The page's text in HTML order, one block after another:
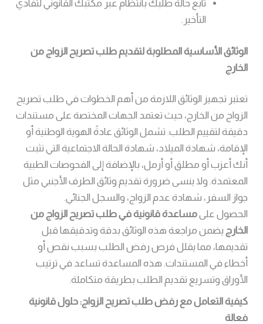
تابع حالة طلبك بانتظام عبر مكتبك القانوني لتفادي
التأخير.
الوثائق الأساسية المطلوبة لتقديم طلب تصريح الزواج من
الخارج
تعتبر تجهيز الوثائق اللازمة من أهم الخطوات في طلب تصريح
الزواج من الخارج، حيث تعتمد الجهات المختصة على مستندات
دقيقة لتقييم الطلب. تشمل الوثائق عادةً الهوية الوطنية أو
الإقامة، شهادة الميلاد، شهادة الحالة الاجتماعية التي تثبت
أنك أعزب أو مطلق أو أرمل، بالإضافة إلى الفحوصات الطبية
المعتمدة. ولا ينسى ضرورة تقديم وثائق الطرف الأجنبي مثل
جواز السفر، شهادة عدم الزواج، والسجل الجنائي.
الحصول علىمساعدة قانونية في طلب تصريح الزواج من
الخارج يضمن مراجعة هذه الوثائق بدقة وتدقيقها قبل
تقديمها، مما يقلل فرص رفض الطلب بسبب نقص أو
أخطاء في المستندات. هذه المساعدة تساعد في ترتيب
الأوراق وتسريع تقديم الطلب بطريقة متكاملة.
كيفية التعامل مع رفض طلب تصريح الزواج: حلول قانونية
فعالة